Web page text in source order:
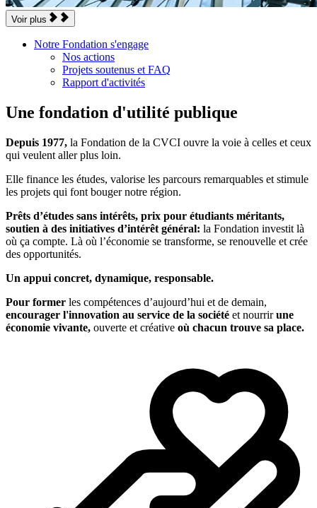
Voir plus
Notre Fondation s'engage
Nos actions
Projets soutenus et FAQ
Rapport d'activités
Une fondation d'utilité publique
Depuis 1977, la Fondation de la CVCI ouvre la voie à celles et ceux
qui veulent aller plus loin.
Elle finance les études, valorise les parcours remarquables et stimule
les projets qui font bouger notre région.
Prêts d’études sans intérêts, prix pour étudiants méritants,
soutien à des initiatives d’intérêt général: la Fondation investit là
où ça compte. Là où l’économie se transforme, se renouvelle et crée
des opportunités.
Un appui concret, dynamique, responsable.
Pour former les compétences d’aujourd’hui et de demain,
encourager l'innovation au service de la société et nourrirune
économie vivante, ouverte et créative où chacun trouve sa place.